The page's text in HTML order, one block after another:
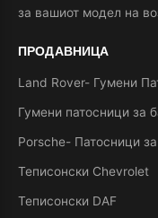
за вашиот модел на
ПРОДАВНИЦА
Land Rover- Гумени
Гумени патосници за
Porsche- Патосници
Теписонски Chevrolet
Теписонски DAF